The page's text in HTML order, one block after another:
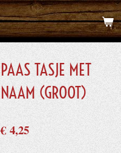
PAAS TASJE MET
NAAM (GROOT)
€ 4,25